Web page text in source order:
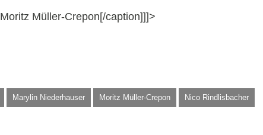
Moritz Müller-Crepon[/caption]]]>
Marylin Niederhauser Moritz Müller-Crepon Nico Rindlisbacher